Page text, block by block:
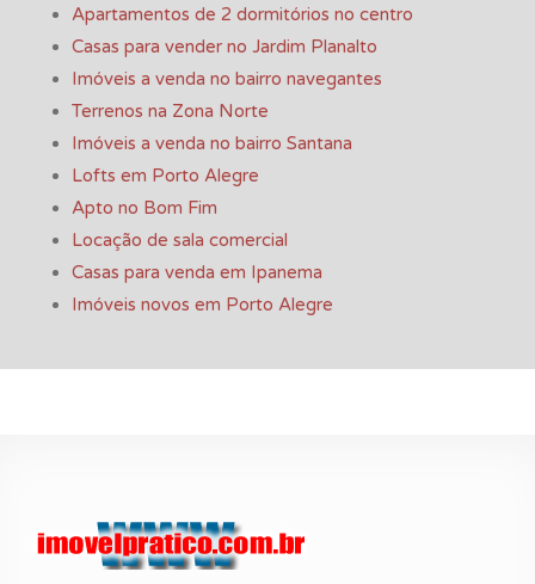
Apartamentos de 2 dormitórios no centro
Casas para vender no Jardim Planalto
Imóveis a venda no bairro navegantes
Terrenos na Zona Norte
Imóveis a venda no bairro Santana
Lofts em Porto Alegre
Apto no Bom Fim
Locação de sala comercial
Casas para venda em Ipanema
Imóveis novos em Porto Alegre